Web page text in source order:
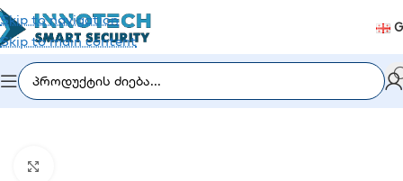
Skip to navigation
Skip to main content
ვიდეომეთვალყურეობა/ანალოგური კამერები (CVI/TVI)